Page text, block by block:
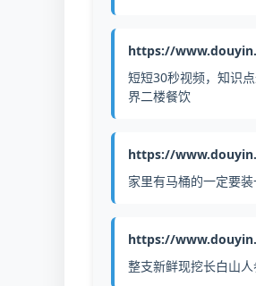
https://
短短30秒视频，知识
界二楼餐饮
https://
家里有马桶的一定要
https://
整支新鲜现挖长白山